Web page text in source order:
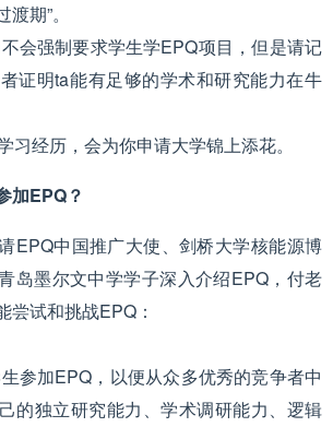
期”。
会强制要求学生学EPQ项目，但是请记
证明ta能有足够的学术和研究能力在牛
习经历，会为你申请大学锦上添花。
加EPQ？
EPQ中国推广大使、剑桥大学核能源博
岛墨尔文中学学子深入介绍EPQ，付老
尝试和挑战EPQ：
参加EPQ，以便从众多优秀的竞争者中
的独立研究能力、学术调研能力、逻辑